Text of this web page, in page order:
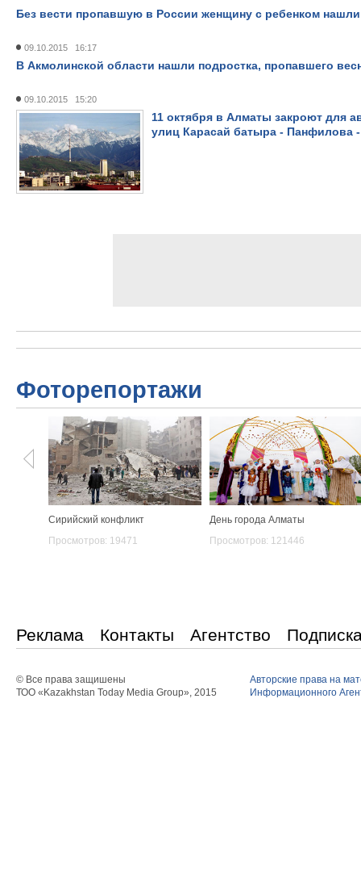
Без вести пропавшую в России женщину с ребенком
09.10.2015 16:17
В Акмолинской области нашли подростка, пропавшего
09.10.2015 15:20
11 октября в Алматы закроют для
улиц Карасай батыра - Панфилова
Фоторепортажи
Сирийский конфликт
Просмотров: 19471
День города Алматы
Просмотров: 121446
Реклама Контакты Агентство
© Все права защишены
ТОО «Kazakhstan Today Media Group», 2015
Авторские права на
Информационного